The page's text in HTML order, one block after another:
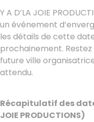
Y A D’LA JOIE
un événement
les détails de cette
prochainement.
future ville
attendu.
Récapitulatif des
JOIE PRODUCTIONS)